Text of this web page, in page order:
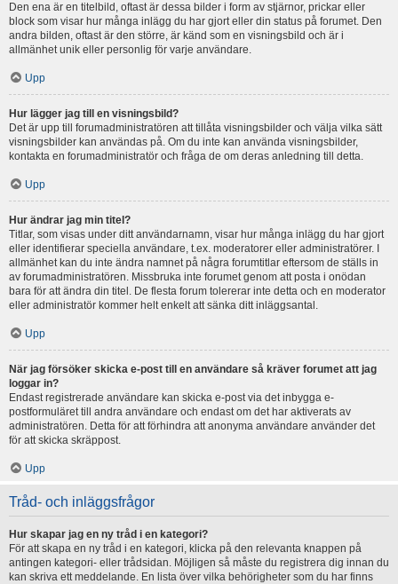
Den ena är en titelbild, oftast är dessa bilder i form av stjärnor, prickar eller
block som visar hur många inlägg du har gjort eller din status på forumet. Den
andra bilden, oftast är den större, är känd som en visningsbild och är i
allmänhet unik eller personlig för varje användare.
Upp
Hur lägger jag till en visningsbild?
Det är upp till forumadministratören att tillåta visningsbilder och välja vilka sätt
visningsbilder kan användas på. Om du inte kan använda visningsbilder,
kontakta en forumadministratör och fråga de om deras anledning till detta.
Upp
Hur ändrar jag min titel?
Titlar, som visas under ditt användarnamn, visar hur många inlägg du har gjort
eller identifierar speciella användare, t.ex. moderatorer eller administratörer. I
allmänhet kan du inte ändra namnet på några forumtitlar eftersom de ställs in
av forumadministratören. Missbruka inte forumet genom att posta i onödan
bara för att ändra din titel. De flesta forum tolererar inte detta och en moderator
eller administratör kommer helt enkelt att sänka ditt inläggsantal.
Upp
När jag försöker skicka e-post till en användare så kräver forumet att jag
loggar in?
Endast registrerade användare kan skicka e-post via det inbygga e-
postformuläret till andra användare och endast om det har aktiverats av
administratören. Detta för att förhindra att anonyma användare använder det
för att skicka skräppost.
Upp
Tråd- och inläggsfrågor
Hur skapar jag en ny tråd i en kategori?
För att skapa en ny tråd i en kategori, klicka på den relevanta knappen på
antingen kategori- eller trådsidan. Möjligen så måste du registrera dig innan du
kan skriva ett meddelande. En lista över vilka behörigheter som du har finns